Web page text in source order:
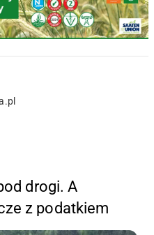
drogi. A
z podatkiem